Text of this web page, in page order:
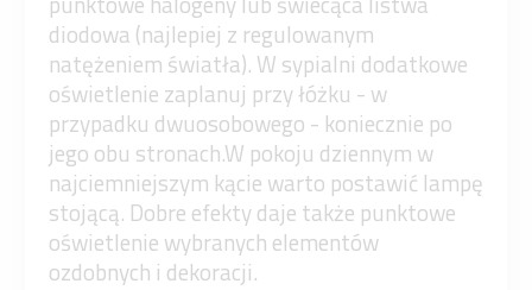
diodowa (najlepiej z regulowanym
natężeniem światła). W sypialni dodatkowe
oświetlenie zaplanuj przy łóżku - w
przypadku dwuosobowego - koniecznie po
jego obu stronach.W pokoju dziennym w
najciemniejszym kącie warto postawić lampę
stojącą. Dobre efekty daje także punktowe
oświetlenie wybranych elementów
ozdobnych i dekoracji.